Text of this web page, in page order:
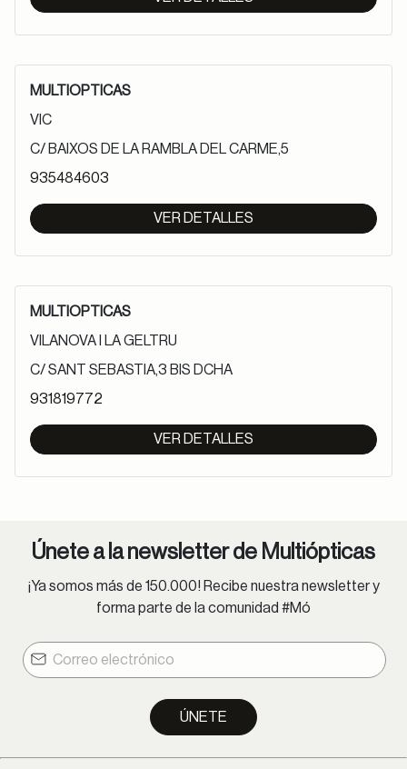
MULTIOPTICAS
VIC
C/ BAIXOS DE LA RAMBLA DEL CARME,5
935484603
VER DETALLES
MULTIOPTICAS
VILANOVA I LA GELTRU
C/ SANT SEBASTIA,3 BIS DCHA
931819772
VER DETALLES
Únete a la newsletter de Multiópticas
¡Ya somos más de 150.000! Recibe nuestra newsletter y
forma parte de la comunidad #Mó
ÚNETE